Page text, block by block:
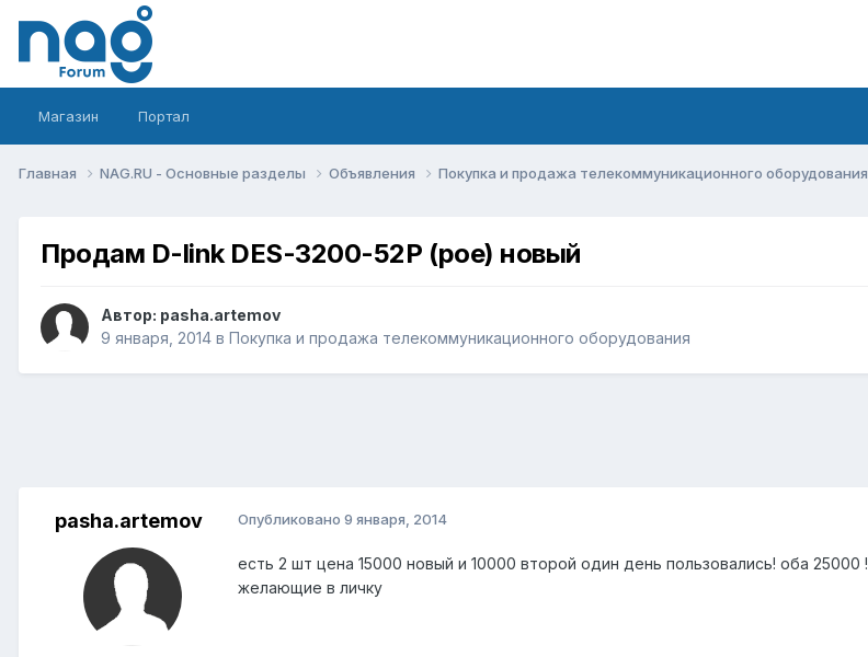
Магазин Портал
Главная NAG.RU - Основные разделы Объявления Покупка и продажа телекоммуникационного оборудования
Продам D-link DES-3200-52P (poe) новый
Автор: pasha.artemov
9 января, 2014 в Покупка и продажа телекоммуникационного оборудования
pasha.artemov Опубликовано 9 января, 2014
есть 2 шт цена 15000 новый и 10000 второй один день пользовались! оба 25000 !
желающие в личку